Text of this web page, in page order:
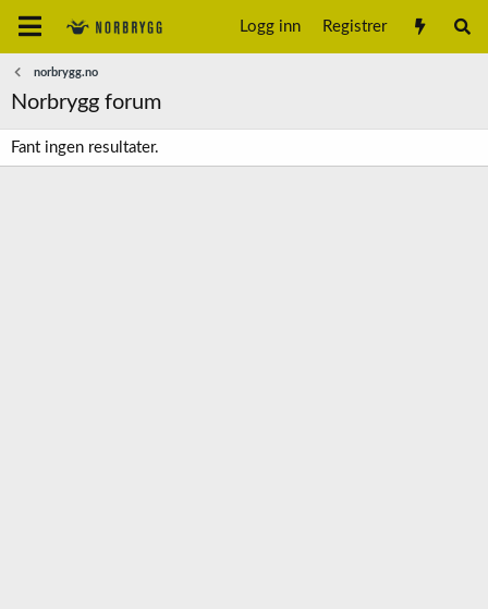
Logg inn Registrer
norbrygg.no
Norbrygg forum
Fant ingen resultater.